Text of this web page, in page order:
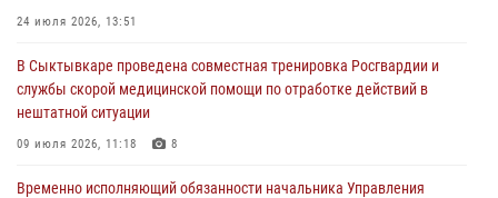
В Усинске росгвардейцы оперативно отработали план «Квартал»
В Санкт-Петербурге прошел окружной этап ежегодного
Всероссийского конкурса профессионального мастерства среди
сотрудников вневедомственной охраны Росгвардии
24 июля 2026, 13:51
В Сыктывкаре проведена совместная тренировка Росгвардии и
службы скорой медицинской помощи по отработке действий в
нештатной ситуации
09 июля 2026, 11:18 8
Временно исполняющий обязанности начальника Управления